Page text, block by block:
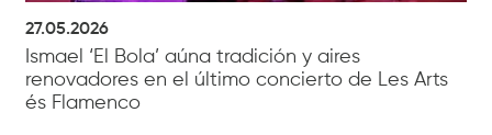
27.05.2026
Ismael ‘El Bola’ aúna tradición y aires
renovadores en el último concierto de Les Arts
és Flamenco